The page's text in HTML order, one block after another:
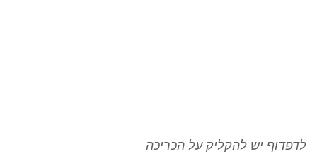
לדפדוף יש להקליק על הכריכה